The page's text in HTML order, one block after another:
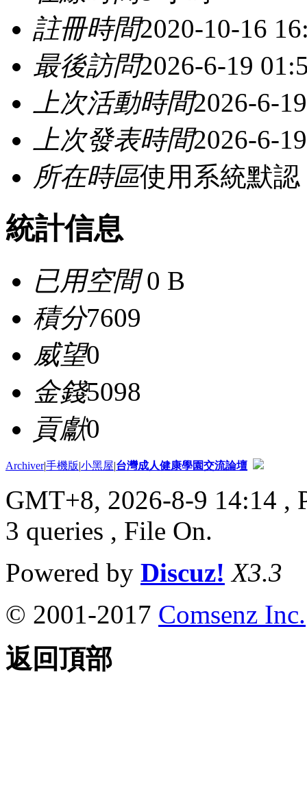
註冊時間2020-10-16
最後訪問2026-6-19
上次活動時間2026-6-
上次發表時間2026-6-
所在時區使用系統默認
統計信息
已用空間0 B
積分7609
威望0
金錢5098
貢獻0
Archiver|手機版|小黑屋|台灣成人健康學園交流論壇
GMT+8, 2026-8-9 14:14 ,
3 queries , File On.
Powered by Discuz! X3.3
© 2001-2017 Comsenz Inc.
返回頂部